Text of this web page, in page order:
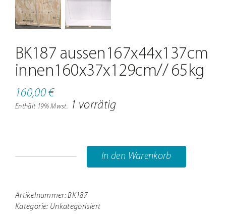
BK187 aussen167x44x137cm
innen160x37x129cm// 65kg
160,00 €
Enthält 19% Mwst. 1 vorrätig
innen160x37x129cm//
In den Warenkorb
Artikelnummer:BK187
Kategorie: Unkategorisiert
Jobs
Kontakt